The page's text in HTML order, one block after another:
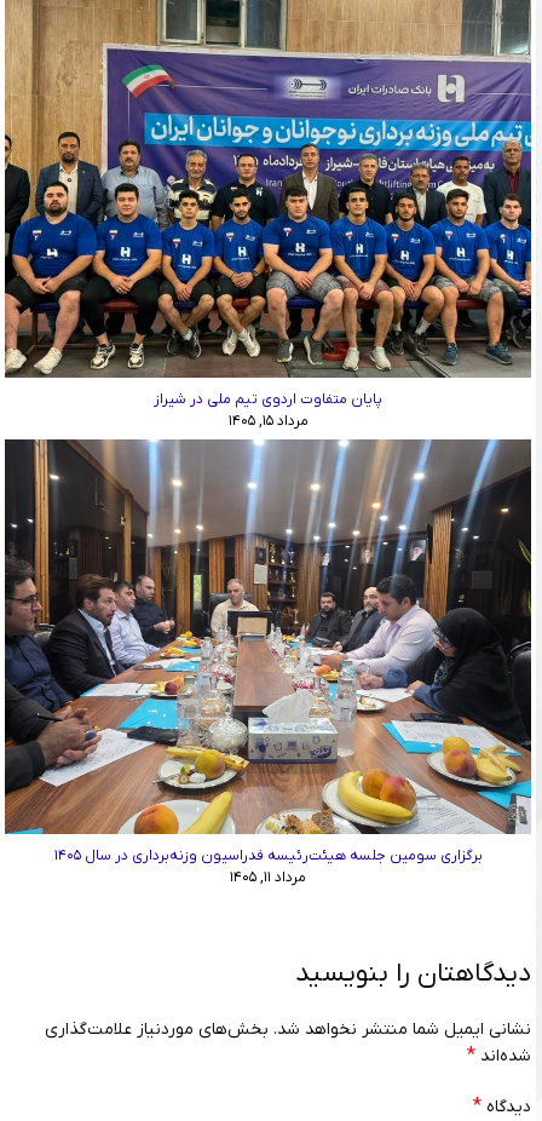
پایان متفاوت اردوی تیم ملی در شیراز
مرداد ۱۵, ۱۴۰۵
برگزاری سومین جلسه هیئت‌رئیسه فدراسیون وزنه‌برداری در سال ۱۴۰۵
مرداد ۱۱, ۱۴۰۵
دیدگاهتان را بنویسید
نشانی ایمیل شما منتشر نخواهد شد. بخش‌های موردنیاز علامت‌گذاری
شده‌اند *
دیدگاه *